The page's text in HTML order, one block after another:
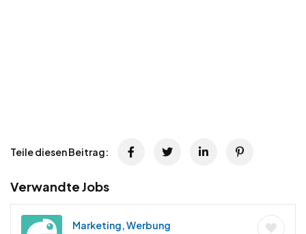
Teile diesen Beitrag:
Verwandte Jobs
Marketing, Werbung